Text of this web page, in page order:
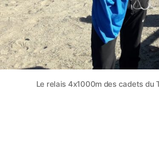
Le relais 4x1000m des cadets du